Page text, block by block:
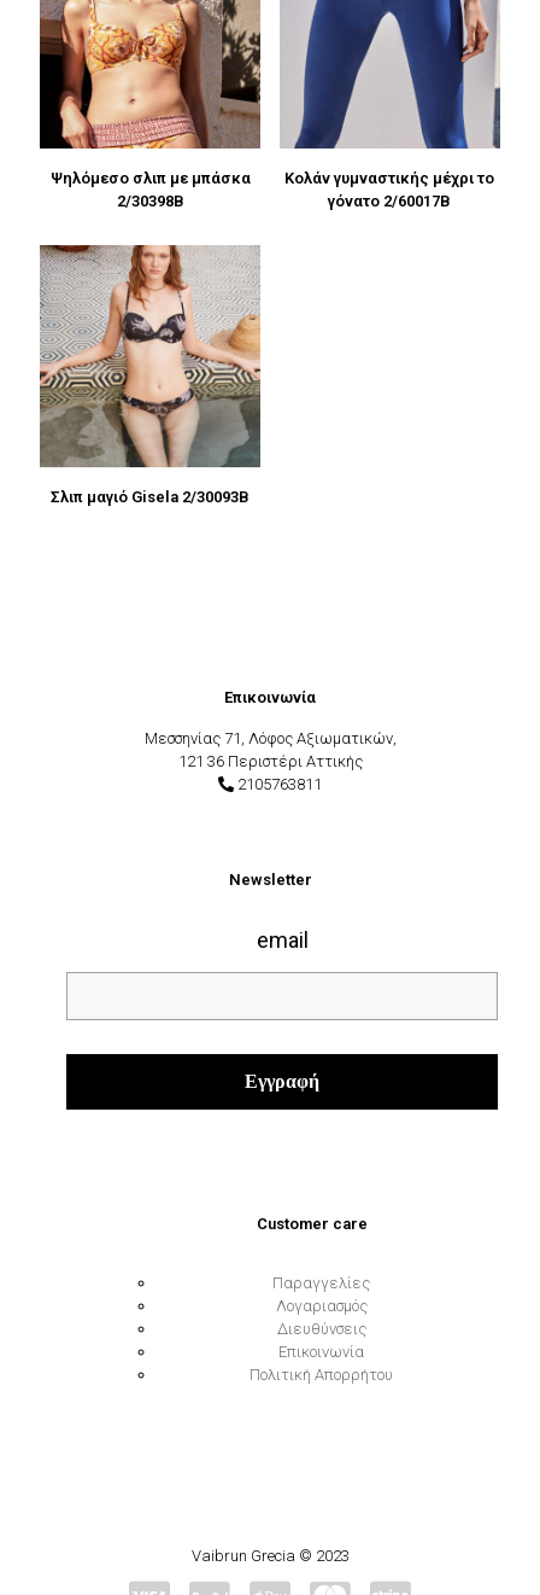
Ψηλόμεσο σλιπ με μπάσκα
2/30398B
Κολάν γυμναστικής μέχρι το
γόνατο 2/60017B
Σλιπ μαγιό Gisela 2/30093B
Επικοινωνία
Μεσσηνίας 71, Λόφος Αξιωματικών,
121 36 Περιστέρι Αττικής
2105763811
Newsletter
email
Customer care
Παραγγελίες
Λογαριασμός
Διευθύνσεις
Επικοινωνία
Πολιτική Απορρήτου
Vaibrun Grecia © 2023